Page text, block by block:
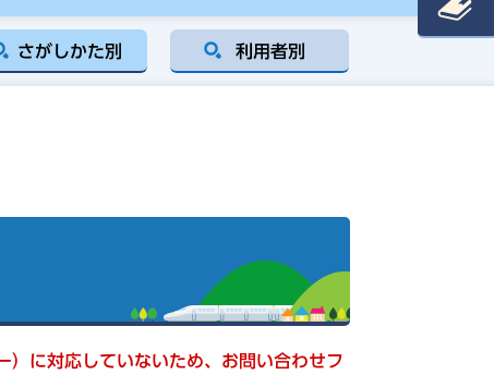
さがしかた別 利用者別
に対応していないため、お問い合わせフ